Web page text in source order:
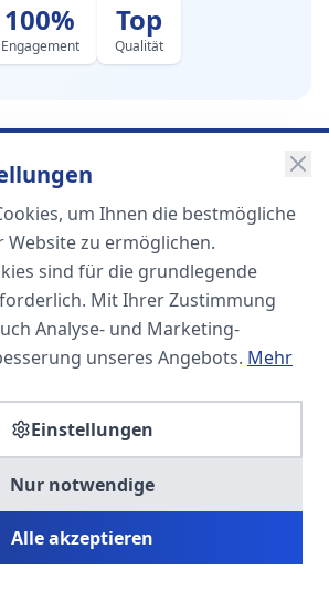
100%
Engagement
Top
Qualität
SOMA
auf Fach- und
in der
KONSULT UG
& Executive Search
um Ihnen die bestmögliche
zu ermöglichen.
sind für die grundlegende
Mit Ihrer Zustimmung
Analyse- und Marketing-
unseres Angebots. Mehr
Einstellungen
Nur notwendige
Alle akzeptieren